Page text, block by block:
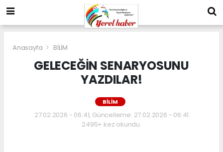
Anasayfa BİLİM
GELECEĞİN SENARYOSUNU
YAZDILAR!
BİLİM
27.02.2026 - 06:41, Güncelleme: 27.02.2026 - 06:41
2495+ kez okundu.